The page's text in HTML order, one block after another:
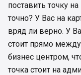
поставить точку
точно? У Вас на
вряд ли верно. У
стоит прямо
бизнес центром,
точка стоит на